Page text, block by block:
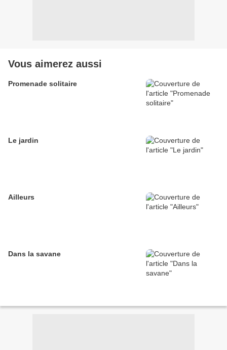
Vous aimerez aussi
Promenade solitaire
Le jardin
Ailleurs
Dans la savane